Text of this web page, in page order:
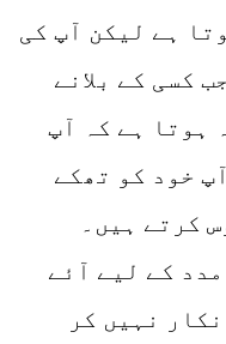
ہے لیکن آپ کی
کسی کے بلانے
ہوتا ہے کہ آپ
خود کو تھکے
کرتے ہیں۔
کے لیے آئے
نہیں کر